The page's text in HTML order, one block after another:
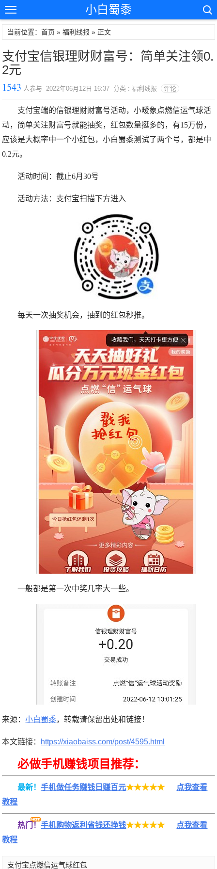
小白蜀黍
当前位置：首页 »福利线报 » 正文
支付宝信银理财财富号：简单关注领0.
2元
1543 人参与 2022年06月12日 16:37 分类 : 福利线报 评论
支付宝端的信银理财财富号活动，小暧象点燃信运气球活
动，简单关注财富号就能抽奖，红包数量挺多的，有15万份，
应该是大概率中一个小红包，小白蜀黍测试了两个号，都是中
0.2元。
活动时间：截止6月30号
活动方法：支付宝扫描下方进入
每天一次抽奖机会，抽到的红包秒推。
一般都是第一次中奖几率大一些。
来源：小白蜀黍，转载请保留出处和链接！
本文链接： https://xiaobaiss.com/post/4595.html
必做手机赚钱项目推荐：
最新！手机做任务赚钱日赚百元★★★★★
点我查看
教程
热门！手机购物返利省钱还挣钱★★★★★
点我查看
教程
支付宝点燃信运气球红包